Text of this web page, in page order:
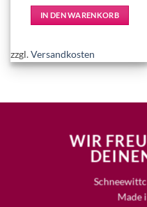
IN DEN WARENKORB
zzgl.Versandkosten
WIR
Made